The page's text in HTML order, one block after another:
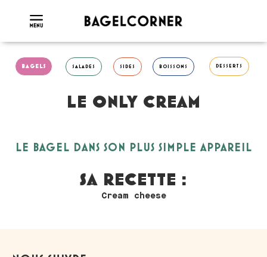
BAGELS SALADES SIDES BOISSONS DESSERTS
LE ONLY CREAM
LE BAGEL DANS SON PLUS SIMPLE APPAREIL
SA RECETTE :
Cream cheese